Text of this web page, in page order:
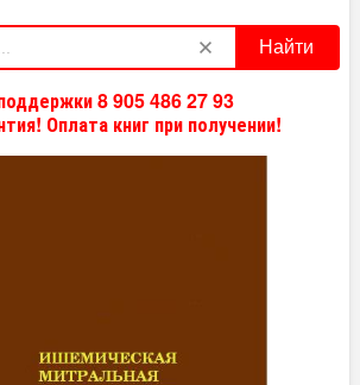
Найти
8 905 486 27 93
Оплата книг при получении!